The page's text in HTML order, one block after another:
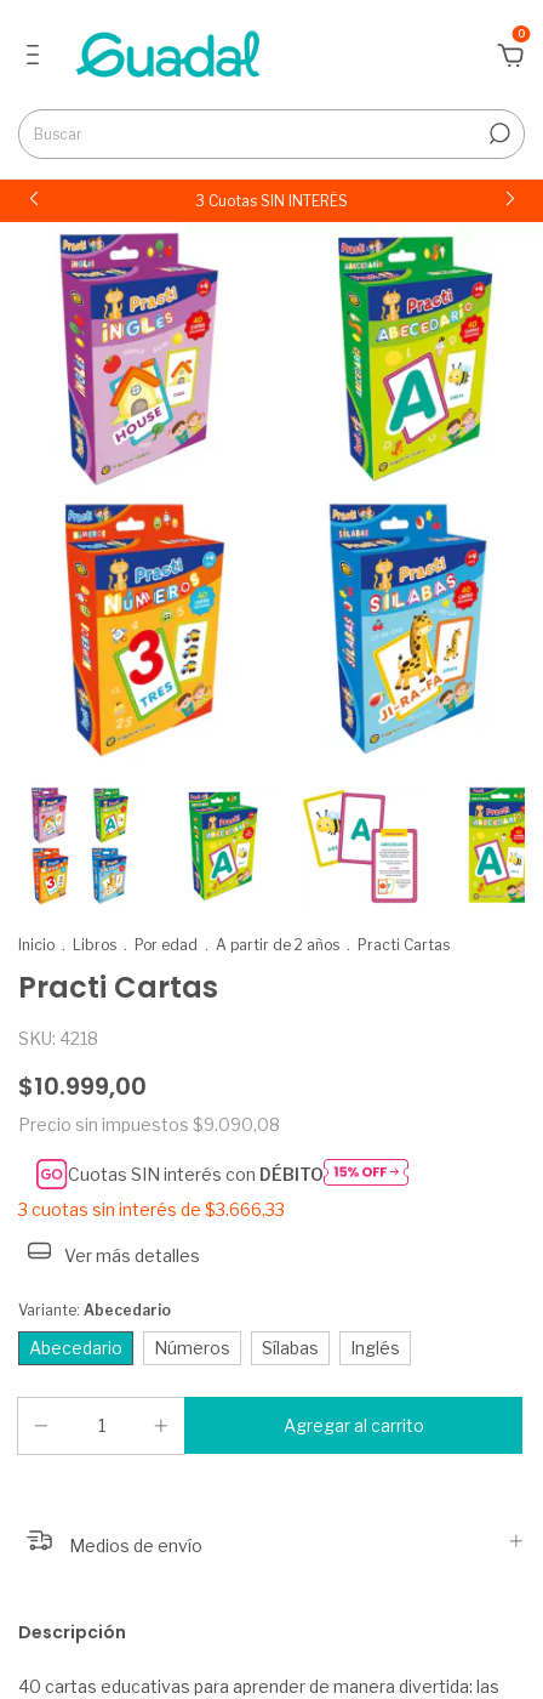
0
3 Cuotas SIN INTERÉS
Inicio . Libros . Por edad . A partir de 2 años . Practi Cartas
Practi Cartas
SKU: 4218
$10.999,00
Precio sin impuestos $9.090,08
Cuotas SIN interés con DÉBITO
3 cuotas sin interés de $3.666,33
Ver más detalles
Variante: Abecedario
Abecedario Números Sílabas Inglés
Medios de envío
Descripción
40 cartas educativas para aprender de manera divertida: las